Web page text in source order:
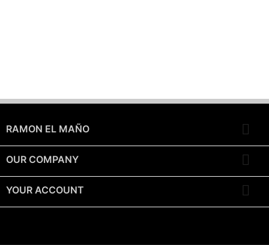
RAMON EL MAÑO 
OUR COMPANY 
YOUR ACCOUNT 